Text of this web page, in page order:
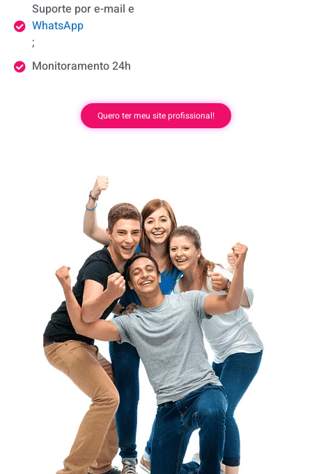
Suporte por e-mail e
WhatsApp
;
Monitoramento 24h
Quero ter meu site profissional!